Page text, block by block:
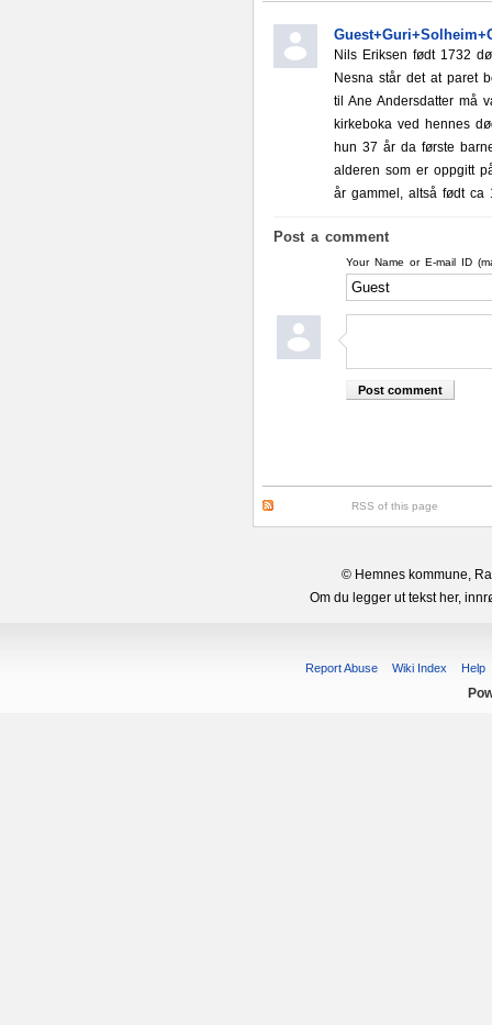
Nils Eriksen født 1732
Nesna står det at paret
til Ane Andersdatter må
kirkeboka ved hennes
hun 37 år da første
alderen som er oppgitt
år gammel, altså født ca
Post a comment
Your Name or E-mail ID
RSS of this page
© Hemnes kommune,
Om du legger ut tekst her,
Report Abuse Wiki Index Help